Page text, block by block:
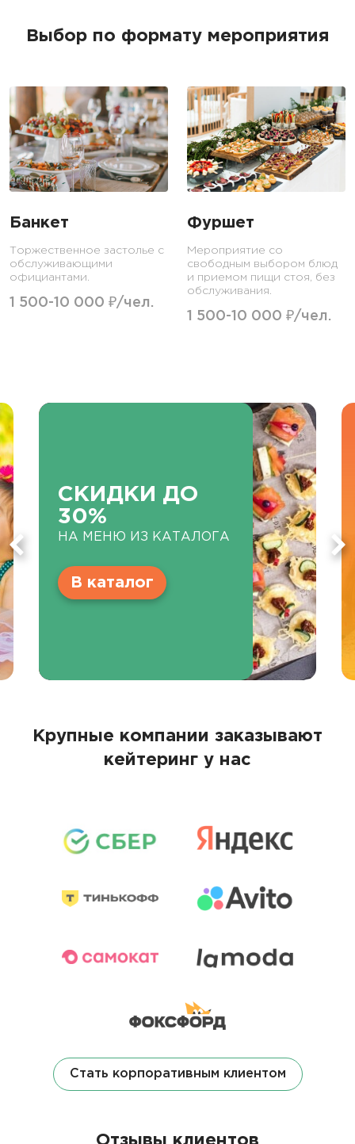
Выбор по формату мероприятия
Банкет
Торжественное застолье с
обслуживающими
официантами.
1 500-10 000 ₽/чел.
Фуршет
Мероприятие со
свободным выбором блюд
и приемом пищи стоя, без
обслуживания.
1 500-10 000 ₽/чел.
СКИДКИ ДО
30%
НА МЕНЮ ИЗ КАТАЛОГА
В каталог
Крупные компании заказывают
кейтеринг у нас
Стать корпоративным клиентом